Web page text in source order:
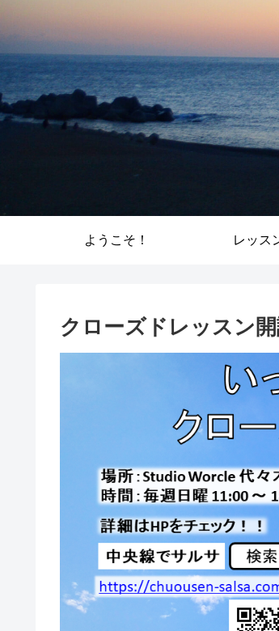
ようこそ！ レッス
クローズドレッスン